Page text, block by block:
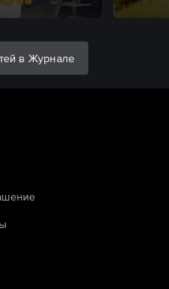
в Журнале